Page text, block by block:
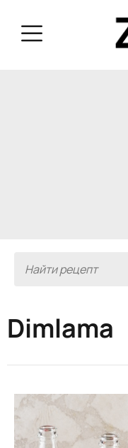
Dimlama